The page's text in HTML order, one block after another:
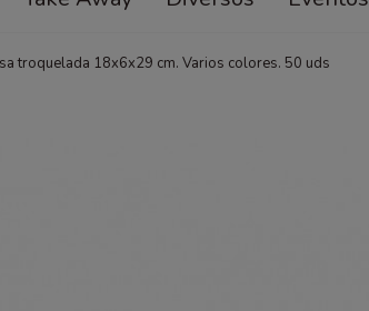
troquelada 18x6x29 cm. Varios colores. 50 uds